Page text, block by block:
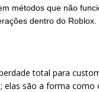
métodos que não
dentro do Roblox.
total para
são a forma como